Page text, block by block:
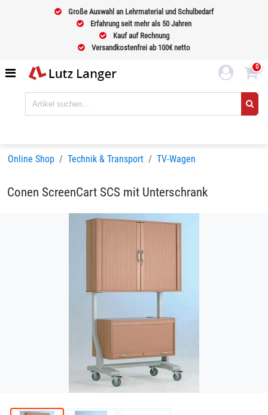
Große Auswahl an Lehrmaterial und Schulbedarf
Erfahrung seit mehr als 50 Jahren
Kauf auf Rechnung
Versandkostenfrei ab 100€ netto
0
Online Shop Technik & Transport TV-Wagen
Conen ScreenCart SCS mit Unterschrank